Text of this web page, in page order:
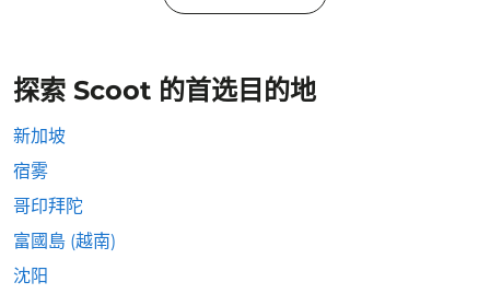
探索 Scoot 的首选目的地
新加坡
宿雾
哥印拜陀
富國島 (越南)
沈阳